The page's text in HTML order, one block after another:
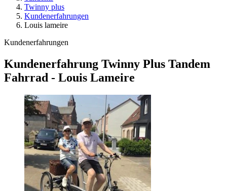
Twinny plus
Kundenerfahrungen
Louis lameire
Kundenerfahrungen
Kundenerfahrung Twinny Plus Tandem
Fahrrad - Louis Lameire